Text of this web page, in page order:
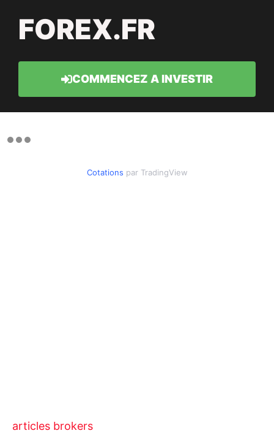
FOREX.FR
COMMENCEZ A INVESTIR
Cotations par TradingView
articles brokers